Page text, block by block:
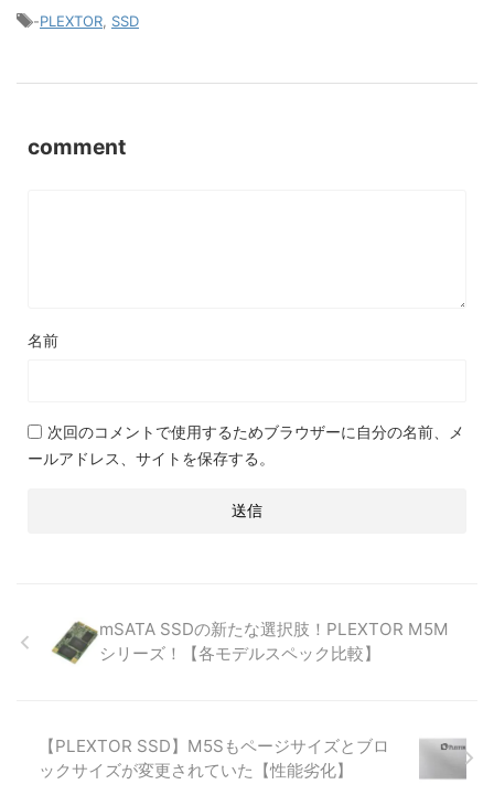
-PLEXTOR SSD
comment
名前
次回のコメントで使用するためブラウザーに自分の名前、メ
ールアドレス、サイトを保存する。
mSATA SSDの新たな選択肢！PLEXTOR M5M
シリーズ！【各モデルスペック比較】
【PLEXTOR SSD】M5Sもページサイズとブロ
ックサイズが変更されていた【性能劣化】